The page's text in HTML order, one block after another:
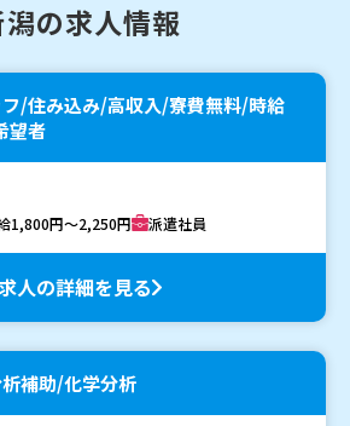
の求人情報
/住み込み/高収入/寮費無料/時給
望者
1,800円～2,250円 派遣社員
人の詳細を見る
補助/化学分析